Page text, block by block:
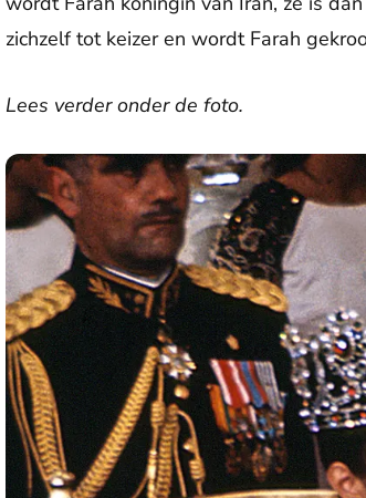
zichzelf tot keizer en wordt Farah
Lees verder onder de foto.